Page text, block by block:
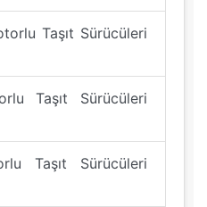
Taşıt Sürücüleri
Taşıt Sürücüleri
Taşıt Sürücüleri